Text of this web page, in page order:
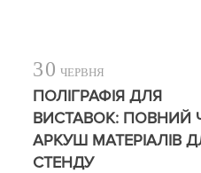
30 ЧЕРВНЯ
ПОЛІГРАФІЯ ДЛЯ
ВИСТАВОК: ПОВНИЙ
АРКУШ МАТЕРІАЛІВ
СТЕНДУ